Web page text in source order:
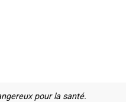
pour la santé.